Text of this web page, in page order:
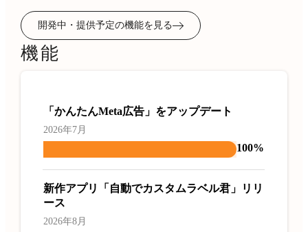
開発中・提供予定の機能を見る
機能
「かんたんMeta広告」をアップデート
2026年7月
100%
新作アプリ「自動でカスタムラベル君」リリ
ース
2026年8月